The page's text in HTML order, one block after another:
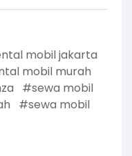
mobil jakarta
mobil murah
#sewa mobil
#sewa mobil